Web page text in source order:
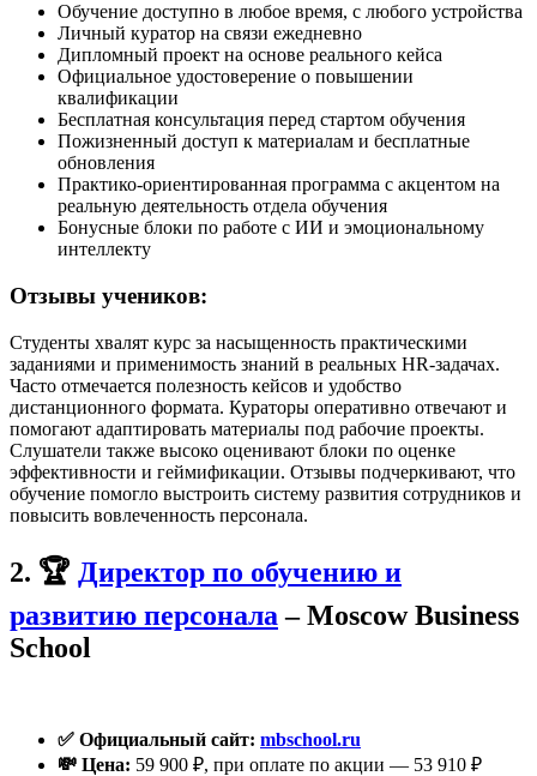
Обучение доступно в любое время, с любого устройства
Личный куратор на связи ежедневно
Дипломный проект на основе реального кейса
Официальное удостоверение о повышении
квалификации
Бесплатная консультация перед стартом обучения
Пожизненный доступ к материалам и бесплатные
обновления
Практико-ориентированная программа с акцентом на
реальную деятельность отдела обучения
Бонусные блоки по работе с ИИ и эмоциональному
интеллекту
Отзывы учеников:
Студенты хвалят курс за насыщенность практическими
заданиями и применимость знаний в реальных HR-задачах.
Часто отмечается полезность кейсов и удобство
дистанционного формата. Кураторы оперативно отвечают и
помогают адаптировать материалы под рабочие проекты.
Слушатели также высоко оценивают блоки по оценке
эффективности и геймификации. Отзывы подчеркивают, что
обучение помогло выстроить систему развития сотрудников и
повысить вовлеченность персонала.
2. 🏆 Директор по обучению и
развитию персонала – Moscow Business
School
✅ Официальный сайт: mbschool.ru
💸 Цена: 59 900 ₽, при оплате по акции — 53 910 ₽